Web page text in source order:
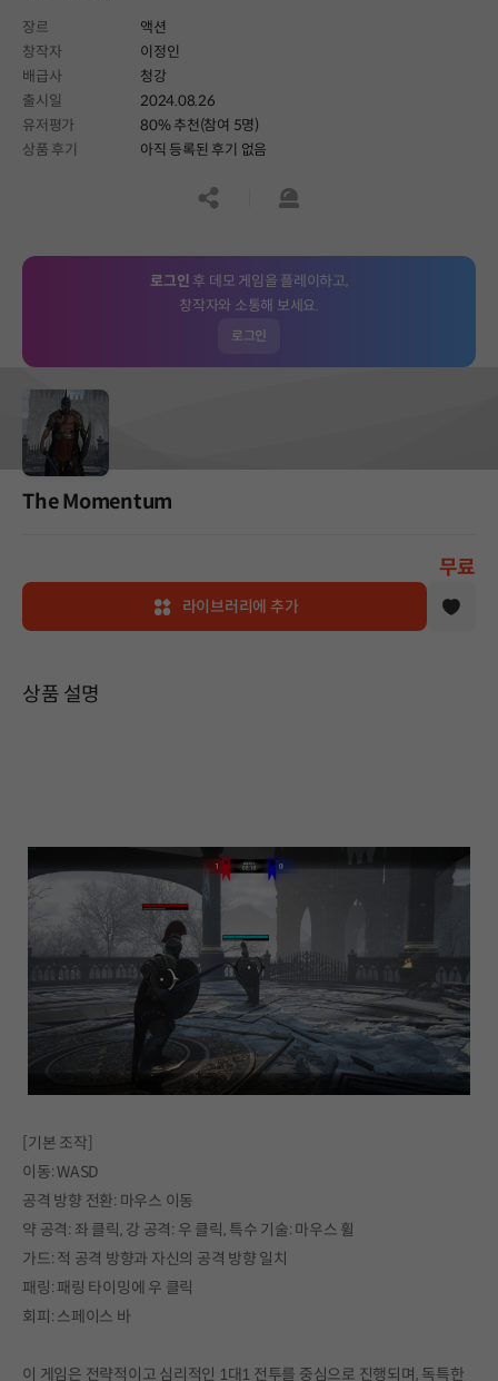
장르
액션
창작자
이정인
배급사
청강
출시일
2024.08.26
유저평가
80% 추천(참여 5명)
상품 후기
아직 등록된 후기 없음
공유하기신고하기
로그인 후 데모 게임을 플레이하고,
창작자와 소통해 보세요.
로그인
The Momentum
무료
라이브러리에 추가
상품 설명
[기본 조작]
이동: WASD
공격 방향 전환: 마우스 이동
약 공격: 좌 클릭, 강 공격: 우 클릭, 특수 기술: 마우스 휠
가드: 적 공격 방향과 자신의 공격 방향 일치
패링: 패링 타이밍에 우 클릭
회피: 스페이스 바
이 게임은 전략적이고 심리적인 1대1 전투를 중심으로 진행되며, 독특한